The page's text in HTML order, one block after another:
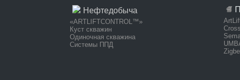
Нефтедобыча
«ARTLIFTCONTROL™»
Куст скважин
Одиночная скважина
Системы ППД